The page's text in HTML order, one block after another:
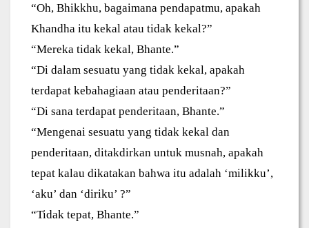
“Oh, Bhikkhu, bagaimana pendapatmu, apakah
Khandha itu kekal atau tidak kekal?”
“Mereka tidak kekal, Bhante.”
“Di dalam sesuatu yang tidak kekal, apakah
terdapat kebahagiaan atau penderitaan?”
“Di sana terdapat penderitaan, Bhante.”
“Mengenai sesuatu yang tidak kekal dan
penderitaan, ditakdirkan untuk musnah, apakah
tepat kalau dikatakan bahwa itu adalah ‘milikku’,
‘aku’ dan ‘diriku’ ?”
“Tidak tepat, Bhante.”